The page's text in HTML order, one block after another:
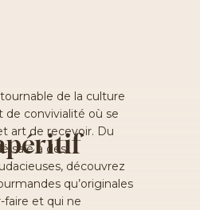
de la culture
de convivialité où se
art de recevoir. Du
salé à des
découvrez
qu’originales
faire et qui ne